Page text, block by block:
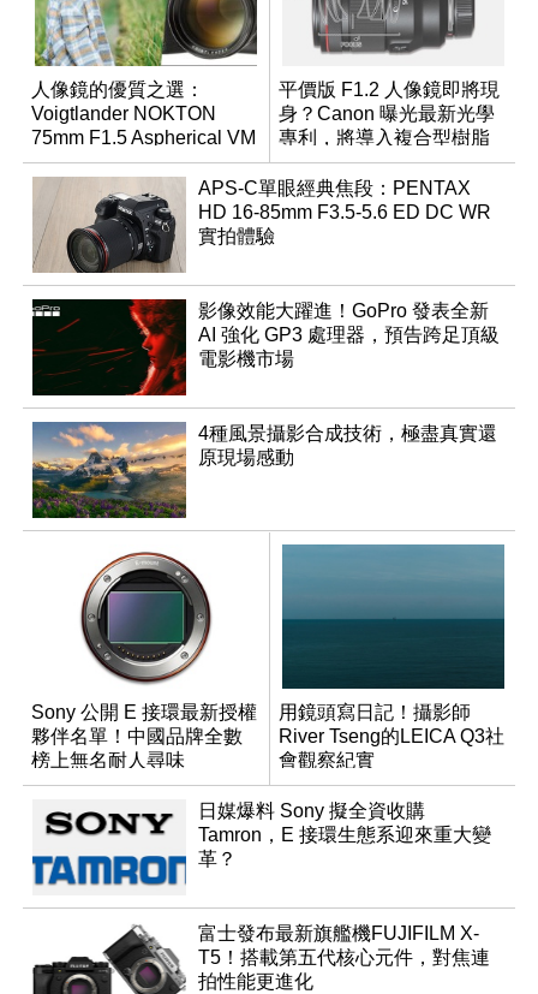
人像鏡的優質之選：
Voigtlander NOKTON
75mm F1.5 Aspherical VM
平價版 F1.2 人像鏡即將現
身？Canon 曝光最新光學
專利，將導入複合型樹脂
非球面鏡片
APS-C單眼經典焦段：PENTAX
HD 16-85mm F3.5-5.6 ED DC WR
實拍體驗
影像效能大躍進！GoPro 發表全新
AI 強化 GP3 處理器，預告跨足頂級
電影機市場
4種風景攝影合成技術，極盡真實還
原現場感動
Sony 公開 E 接環最新授權
夥伴名單！中國品牌全數
榜上無名耐人尋味
用鏡頭寫日記！攝影師
River Tseng的LEICA Q3社
會觀察紀實
日媒爆料 Sony 擬全資收購
Tamron，E 接環生態系迎來重大變
革？
富士發布最新旗艦機FUJIFILM X-
T5！搭載第五代核心元件，對焦連
拍性能更進化